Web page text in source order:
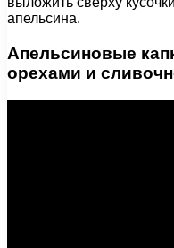
апельсина.
Апельсиновые
орехами и